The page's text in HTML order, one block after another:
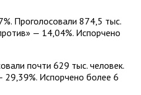
Проголосовали 874,5 тыс.
— 14,04%. Испорчено
почти 629 тыс. человек.
29,39%. Испорчено более 6